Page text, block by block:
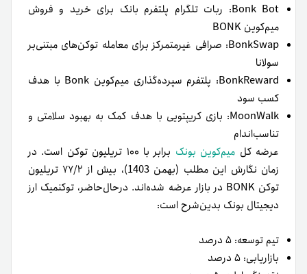
Bonk Bot: ربات تلگرام پلتفرم بانک برای خرید و فروش
میم‌کوین BONK
BonkSwap: صرافی غیرمتمرکز برای معامله توکن‌های مبتنی‌بر
سولانا
BonkReward: پلتفرم سپرده‌گذاری میم‌کوین Bonk با هدف
کسب سود
MoonWalk: بازی کریپتویی با هدف کمک به بهبود سلامتی و
تناسب‌اندام
عرضه کل میم‌کوین بونک
برابر با ۱۰۰ تریلیون توکن است. در
زمان نگارش این مطلب (بهمن 1403)، بیش از ۷۷/۲ تریلیون
توکن BONK در بازار عرضه شده‌اند. در‌حال‌حاضر، توکنمیک ارز
دیجیتال بونک بدین‌شرح است:
تیم توسعه: ۵ درصد
بازاریابی: ۵ درصد